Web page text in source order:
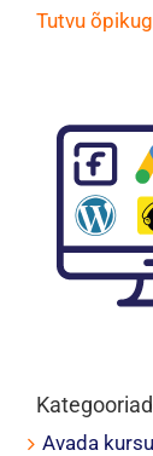
Tutvu
Kategooriad
Avada